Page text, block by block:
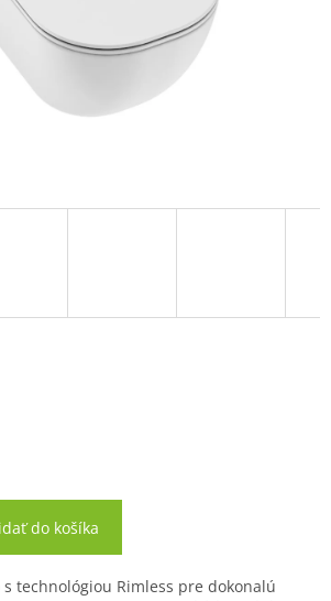
do košíka
s technológiou Rimless pre dokonalú